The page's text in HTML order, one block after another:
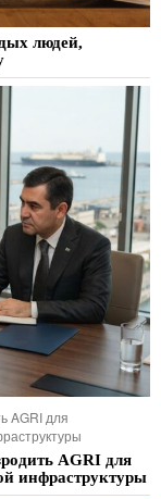
людей,
AGRI для
AGRI для
инфраструктуры